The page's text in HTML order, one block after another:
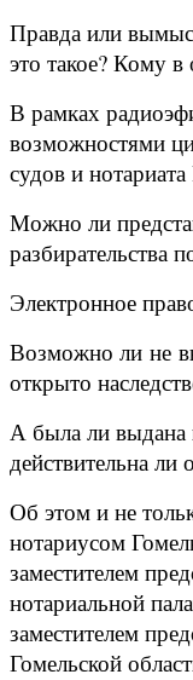
Правда или
это такое? Кому
В рамках
возможностями
судов и
Можно ли
разбирательства
Электронное
Возможно ли не
открыто
А была ли выдана
действительна ли
Об этом и не
нотариусом
заместителем
нотариальной
заместителем
Гомельской